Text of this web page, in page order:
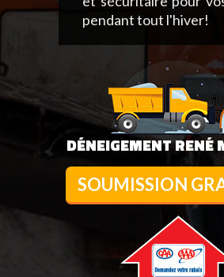
pendant tout l'hiver!
DÉNEIGEMENT RENÉ
SOUMISSION